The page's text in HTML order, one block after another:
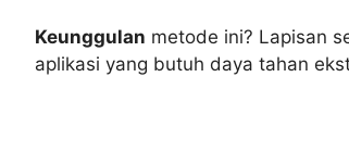
Keunggulan metode ini? Lapisan
aplikasi yang butuh daya tahan